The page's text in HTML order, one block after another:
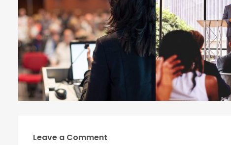
Leave a Comment